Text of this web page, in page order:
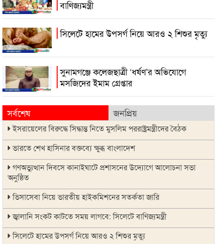
বাণিজ্যমন্ত্রী
সিলেটে হামের উপসর্গ নিয়ে আরও ২ শিশুর মৃত্যু
সুনামগঞ্জে কলেজছাত্রী ‘ধর্ষণ’র অভিযোগে
মসজিদের ইমাম গ্রেপ্তার
সর্বশেষ জনপ্রিয়
ইসরায়েলের বিরুদ্ধে সিদ্ধান্ত নিতে মুসলিম পররাষ্ট্রমন্ত্রীদের বৈঠক
ভারতে শেখ হাসিনার বক্তব্যে ক্ষুব্ধ বাংলাদেশ
গণঅভ্যুত্থান দিবসে কানাইঘাটে প্রশাসনের উদ্যোগে আলোচনা সভা
অনুষ্ঠিত
ভিসাসেবা নিয়ে ভারতীয় হাইকমিশনের সতর্কতা জারি
জ্বালানি সংকট কাটতে সময় লাগবে: সিলেটে বাণিজ্যমন্ত্রী
সিলেটে হামের উপসর্গ নিয়ে আরও ২ শিশুর মৃত্যু